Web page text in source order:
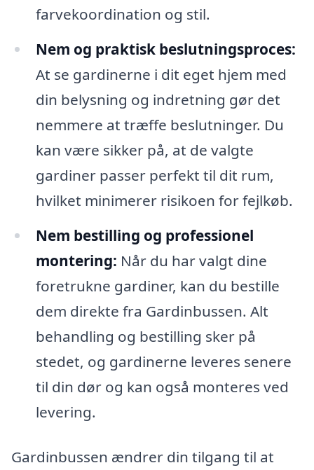
farvekoordination og stil.
Nem og praktisk beslutningsproces:
At se gardinerne i dit eget hjem med
din belysning og indretning gør det
nemmere at træffe beslutninger. Du
kan være sikker på, at de valgte
gardiner passer perfekt til dit rum,
hvilket minimerer risikoen for fejlkøb.
Nem bestilling og professionel
montering: Når du har valgt dine
foretrukne gardiner, kan du bestille
dem direkte fra Gardinbussen. Alt
behandling og bestilling sker på
stedet, og gardinerne leveres senere
til din dør og kan også monteres ved
levering.
Gardinbussen ændrer din tilgang til at